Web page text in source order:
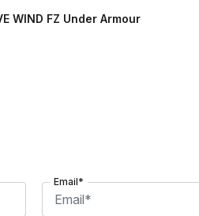
WIND FZ Under Armour
Email*